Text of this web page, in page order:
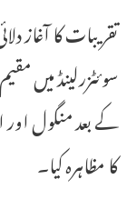
تقریبات کا آغاز
سوئٹزرلینڈ میں
کے بعد منگول
کا مظاہرہ کیا۔